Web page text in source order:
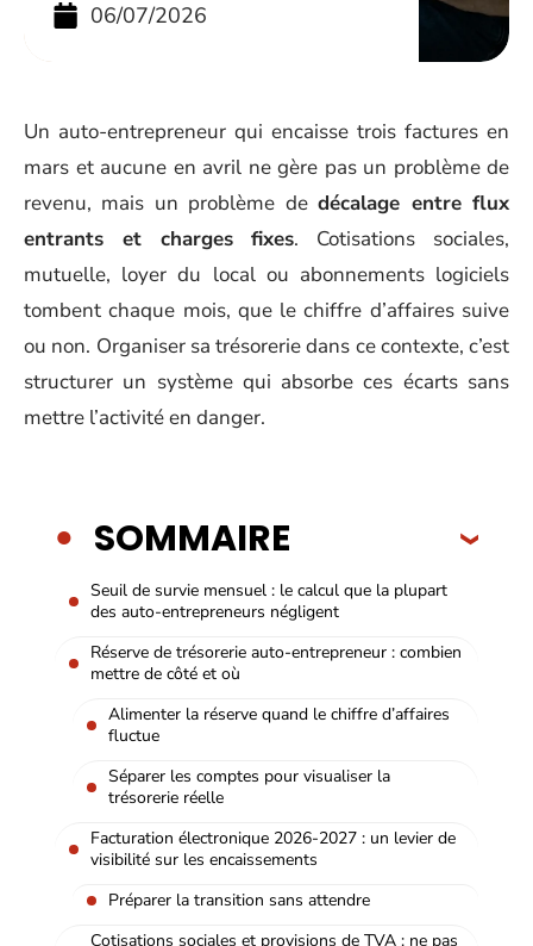
06/07/2026
Un auto-entrepreneur qui encaisse trois factures en
mars et aucune en avril ne gère pas un problème de
revenu, mais un problème dedécalage entre flux
entrants et charges fixes. Cotisations sociales,
mutuelle, loyer du local ou abonnements logiciels
tombent chaque mois, que le chiffre d’affaires suive
ou non. Organiser sa trésorerie dans ce contexte, c’est
structurer un système qui absorbe ces écarts sans
mettre l’activité en danger.
SOMMAIRE
Seuil de survie mensuel : le calcul que la plupart
des auto-entrepreneurs négligent
Réserve de trésorerie auto-entrepreneur : combien
mettre de côté et où
Alimenter la réserve quand le chiffre d’affaires
fluctue
Séparer les comptes pour visualiser la
trésorerie réelle
Facturation électronique 2026-2027 : un levier de
visibilité sur les encaissements
Préparer la transition sans attendre
Cotisations sociales et provisions de TVA : ne pas